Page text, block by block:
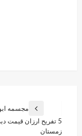
راهبری
نوشته
Previous
Post
مجسمه
Next
5 تفریح ارزان قیمت
زمستان